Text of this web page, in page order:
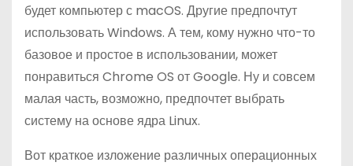
будет компьютер с macOS. Другие предпочтут
использовать Windows. А тем, кому нужно что-то
базовое и простое в использовании, может
понравиться Chrome OS от Google. Ну и совсем
малая часть, возможно, предпочтет выбрать
систему на основе ядра Linux.
Вот краткое изложение различных операционных